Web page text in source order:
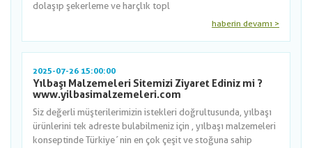
dolaşıp şekerleme ve harçlık topl
haberin devamı >
2025-07-26 15:00:00
Yılbaşı Malzemeleri Sitemizi Ziyaret Ediniz mi ?
www.yilbasimalzemeleri.com
Siz değerli müşterilerimizin istekleri doğrultusunda, yılbaşı
ürünlerini tek adreste bulabilmeniz için , yılbaşı malzemeleri
konseptinde Türkiye´nin en çok çeşit ve stoğuna sahip